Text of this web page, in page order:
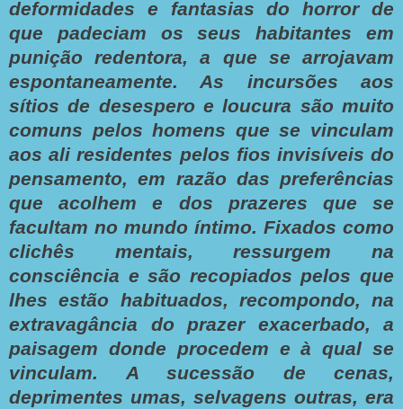
deformidades e fantasias do horror de
que padeciam os seus habitantes em
punição redentora, a que se arrojavam
espontaneamente. As incursões aos
sítios de desespero e loucura são muito
comuns pelos homens que se vinculam
aos ali residentes pelos fios invisíveis do
pensamento, em razão das preferências
que acolhem e dos prazeres que se
facultam no mundo íntimo. Fixados como
clichês mentais, ressurgem na
consciência e são recopiados pelos que
lhes estão habituados, recompondo, na
extravagância do prazer exacerbado, a
paisagem donde procedem e à qual se
vinculam. A sucessão de cenas,
deprimentes umas, selvagens outras, era